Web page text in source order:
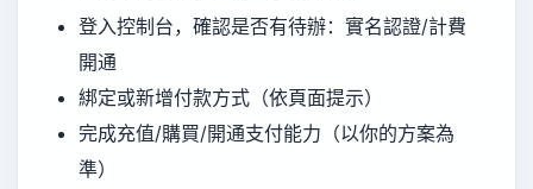
登入控制台，確認是否有待辦：實名認證/計費
開通
綁定或新增付款方式（依頁面提示）
完成充值/購買/開通支付能力（以你的方案為
準）